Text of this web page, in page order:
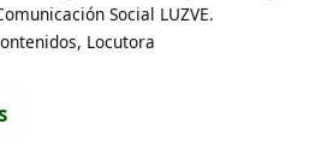
Social LUZVE.
Locutora